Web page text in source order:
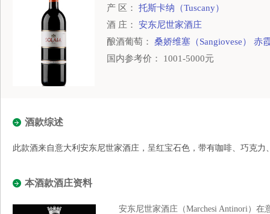
产 区： 托斯卡纳（Tuscany）
酒 庄： 安东尼世家酒庄
酿酒葡萄： 桑娇维塞（Sangiovese）
赤
国内参考价： 1001-5000元
酒款综述
此款酒来自意大利安东尼世家酒庄，呈红宝石色，带有咖啡、巧克
本酒款酒庄资料
安东尼世家酒庄（Marchesi Antinori）在